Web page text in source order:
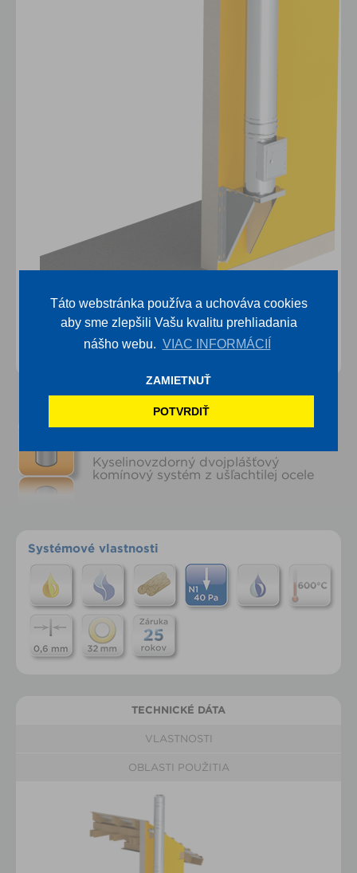
Táto webstránka používa a uchováva cookies
aby sme zlepšili Vašu kvalitu prehliadania
nášho webu. VIAC INFORMÁCIÍ
ZAMIETNUŤ
POTVRDIŤ
Komín z ušľachtilej ocele DW-
Kyselinovzdorný dvojplášťový
komínový systém z ušľachtilej ocele
Systémové vlastnosti
TECHNICKÉ DÁTA
VLASTNOSTI
OBLASTI POUŽITIA